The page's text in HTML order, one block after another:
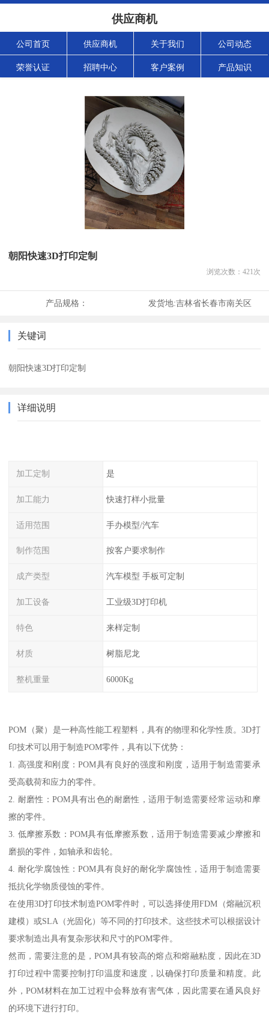
供应商机
公司首页 供应商机 关于我们 公司动态
荣誉认证 招聘中心 客户案例 产品知识
朝阳快速3D打印定制
浏览次数： 421次
产品规格： 发货地:吉林省长春市南关区
关键词
朝阳快速3D打印定制
详细说明
加工定制 是
加工能力 快速打样小批量
适用范围 手办模型/汽车
制作范围 按客户要求制作
成产类型 汽车模型 手板可定制
加工设备 工业级3D打印机
特色 来样定制
材质 树脂尼龙
整机重量 6000Kg
POM（聚）是一种高性能工程塑料，具有的物理和化学性质。3D打
印技术可以用于制造POM零件，具有以下优势：
1. 高强度和刚度：POM具有良好的强度和刚度，适用于制造需要承
受高载荷和应力的零件。
2. 耐磨性：POM具有出色的耐磨性，适用于制造需要经常运动和摩
擦的零件。
3. 低摩擦系数：POM具有低摩擦系数，适用于制造需要减少摩擦和
磨损的零件，如轴承和齿轮。
4. 耐化学腐蚀性：POM具有良好的耐化学腐蚀性，适用于制造需要
抵抗化学物质侵蚀的零件。
在使用3D打印技术制造POM零件时，可以选择使用FDM（熔融沉积
建模）或SLA（光固化）等不同的打印技术。这些技术可以根据设计
要求制造出具有复杂形状和尺寸的POM零件。
然而，需要注意的是，POM具有较高的熔点和熔融粘度，因此在3D
打印过程中需要控制打印温度和速度，以确保打印质量和精度。此
外，POM材料在加工过程中会释放有害气体，因此需要在通风良好
的环境下进行打印。